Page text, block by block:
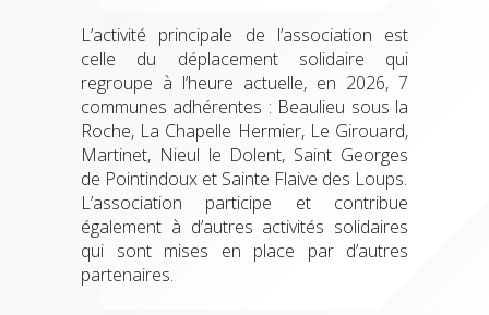
L’activité principale de l’association est
celle du déplacement solidaire qui
regroupe à l’heure actuelle, en 2026, 7
communes adhérentes : Beaulieu sous la
Roche, La Chapelle Hermier, Le Girouard,
Martinet, Nieul le Dolent, Saint Georges
de Pointindoux et Sainte Flaive des Loups.
L’association participe et contribue
également à d’autres activités solidaires
qui sont mises en place par d’autres
partenaires.